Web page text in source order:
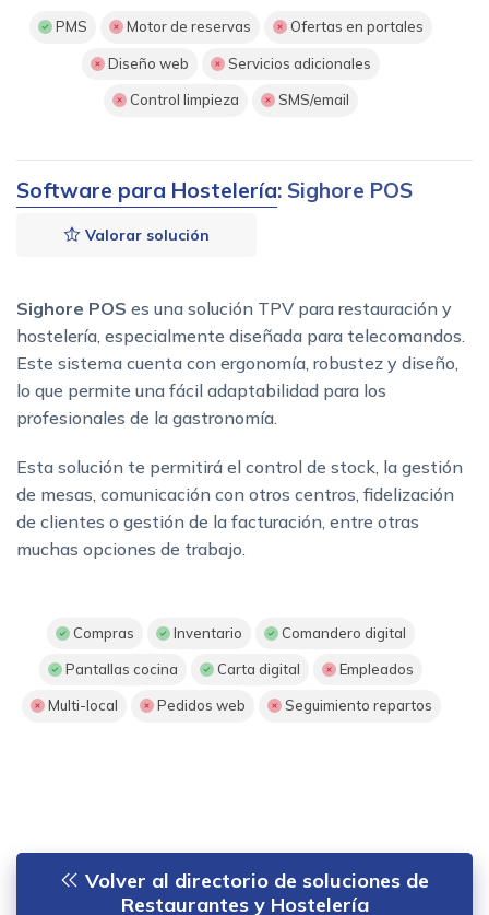
PMS Motor de reservas Ofertas en portales
Diseño web Servicios adicionales
Control limpieza SMS/email
Software para Hostelería: Sighore POS
Valorar solución
Sighore POS es una solución TPV para restauración y
hostelería, especialmente diseñada para telecomandos.
Este sistema cuenta con ergonomía, robustez y diseño,
lo que permite una fácil adaptabilidad para los
profesionales de la gastronomía.
Esta solución te permitirá el control de stock, la gestión
de mesas, comunicación con otros centros, fidelización
de clientes o gestión de la facturación, entre otras
muchas opciones de trabajo.
Compras Inventario Comandero digital
Pantallas cocina Carta digital Empleados
Multi-local Pedidos web Seguimiento repartos
Volver al directorio de soluciones de
Restaurantes y Hostelería